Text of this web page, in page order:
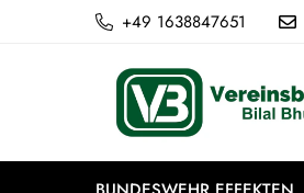
+49 1638847651